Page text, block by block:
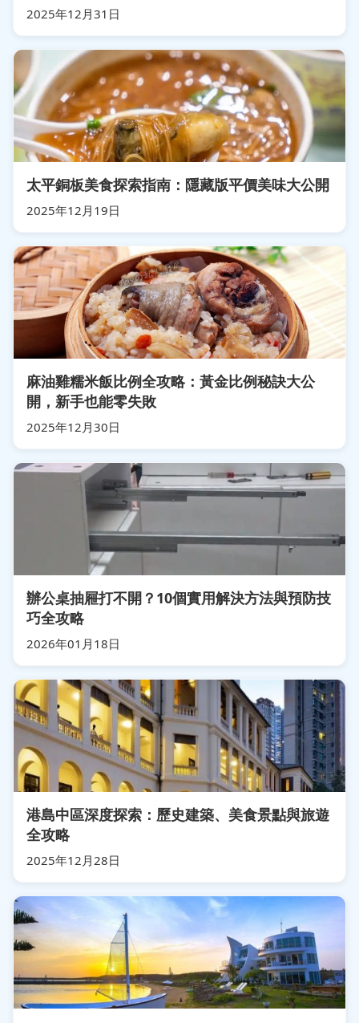
2025年12月31日
太平銅板美食探索指南：隱藏版平價美味大公開
2025年12月19日
麻油雞糯米飯比例全攻略：黃金比例秘訣大公
開，新手也能零失敗
2025年12月30日
辦公桌抽屜打不開？10個實用解決方法與預防技
巧全攻略
2026年01月18日
港島中區深度探索：歷史建築、美食景點與旅遊
全攻略
2025年12月28日